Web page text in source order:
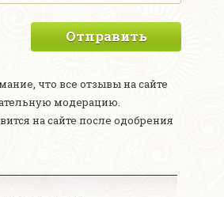
Отправить
что все отзывы на сайте
модерацию.
на сайте после одобрения